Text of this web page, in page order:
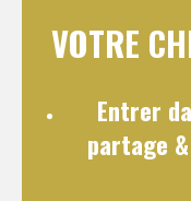
VOTRE
Entrer
partage